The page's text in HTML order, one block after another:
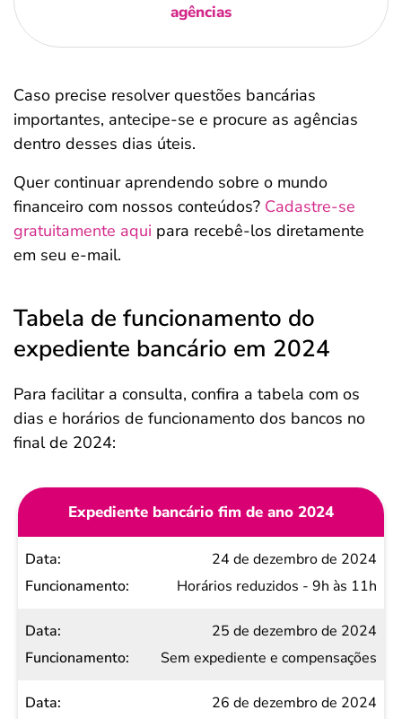
agências
Caso precise resolver questões bancárias
importantes, antecipe-se e procure as agências
dentro desses dias úteis.
Quer continuar aprendendo sobre o mundo
financeiro com nossos conteúdos? Cadastre-se
gratuitamente aqui para recebê-los diretamente
em seu e-mail.
Tabela de funcionamento do
expediente bancário em 2024
Para facilitar a consulta, confira a tabela com os
dias e horários de funcionamento dos bancos no
final de 2024:
Expediente bancário fim de ano 2024
Data
Funcionamento
24 de dezembro de 2024
Horários reduzidos - 9h às 11h
25 de dezembro de 2024
Sem expediente e compensações
26 de dezembro de 2024